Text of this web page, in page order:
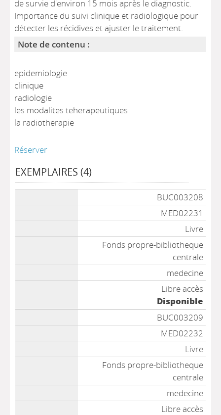
de survie d'environ 15 mois après le diagnostic.
Importance du suivi clinique et radiologique pour
détecter les récidives et ajuster le traitement.
Note de contenu :
epidemiologie
clinique
radiologie
les modalites teherapeutiques
la radiotherapie
Réserver
EXEMPLAIRES (4)
BUC003208
MED02231
Livre
Fonds propre-bibliotheque
centrale
medecine
Libre accès
Disponible
BUC003209
MED02232
Livre
Fonds propre-bibliotheque
centrale
medecine
Libre accès